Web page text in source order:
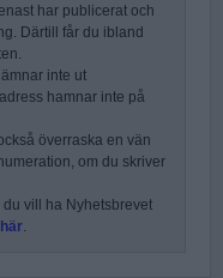
har publicerat och
Därtill får du ibland
inte ut
hamnar inte på
överraska en vän
om du skriver
vill ha Nyhetsbrevet
här